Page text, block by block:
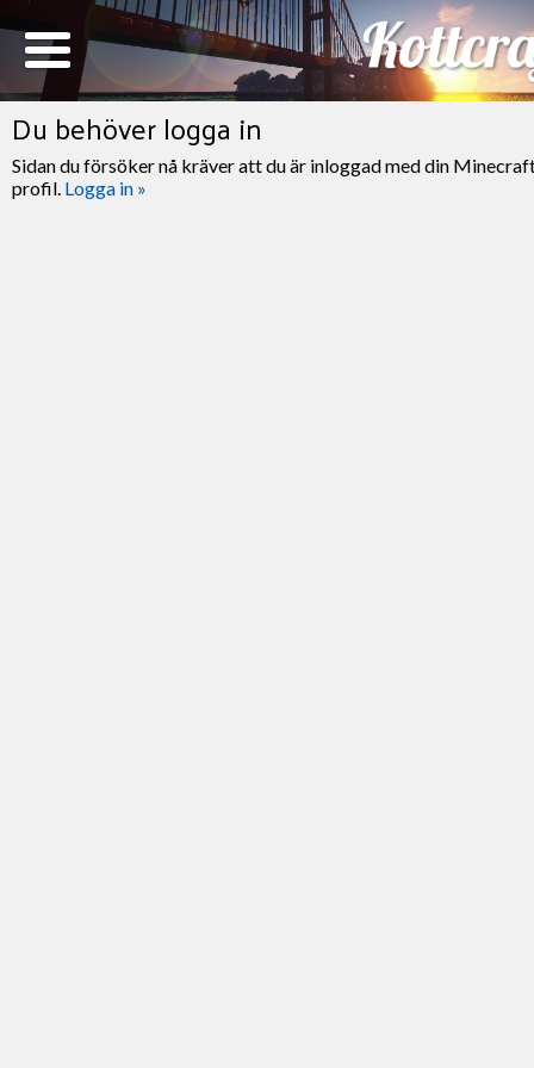
Du behöver logga in
Sidan du försöker nå kräver att du är inloggad med din
profil. Logga in »